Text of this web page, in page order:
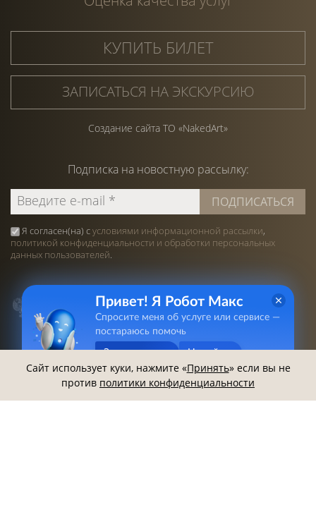
КУПИТЬ БИЛЕТ
ЗАПИСАТЬСЯ НА ЭКСКУРСИЮ
Создание сайта ТО «NakedArt»
Подписка на новостную рассылку:
Я согласен(на) сусловиями информационной рассылки,
политикой конфиденциальности и обработки персональных
данных пользователей.
Сайт использует куки, нажмите «Принять» если вы не
против политики конфиденциальности
Привет! Я Робот Макс
Спросите меня об услуге или сервисе —
постараюсь помочь
Задать вопрос Не сейчас